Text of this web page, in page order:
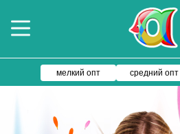
мелкий опт
средний опт